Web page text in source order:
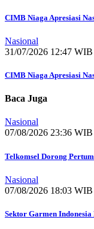
CIMB Niaga Apresiasi
Nasional
31/07/2026 12:47 WIB
CIMB Niaga Apresiasi
Baca Juga
Nasional
07/08/2026 23:36 WIB
Telkomsel Dorong
Nasional
07/08/2026 18:03 WIB
Sektor Garmen